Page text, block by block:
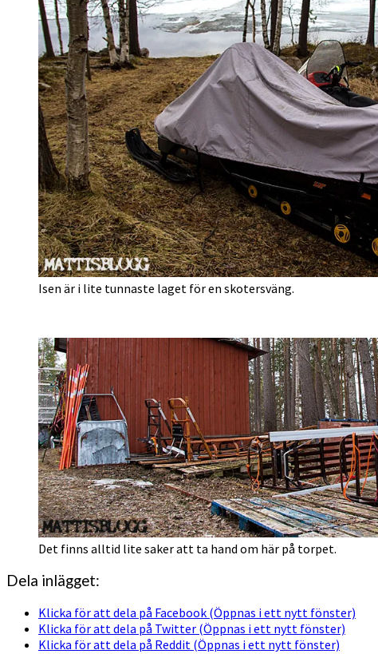
Isen är i lite tunnaste laget för en skotersväng.
Det finns alltid lite saker att ta hand om här på torpet.
Dela inlägget:
Klicka för att dela på Facebook (Öppnas i ett nytt fönster)
Klicka för att dela på Twitter (Öppnas i ett nytt fönster)
Klicka för att dela på Reddit (Öppnas i ett nytt fönster)